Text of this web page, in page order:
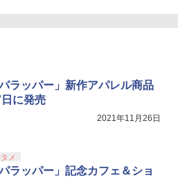
パラッパー」新作アパレル商品
に発売
2021年11月26日
メ
パラッパー」記念カフェ＆ショ